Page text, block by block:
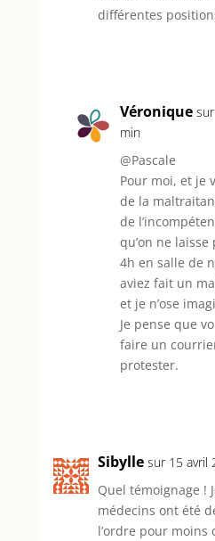
différentes
Véronique
min
@Pascale
Pour moi, et je
de la
de
qu’on ne
4h en salle de
aviez fait un
et je n’ose
Je pense que
faire un
protester.
Sibylle sur 15 avril
Quel témoignage !
médecins ont été
l’ordre pour moins